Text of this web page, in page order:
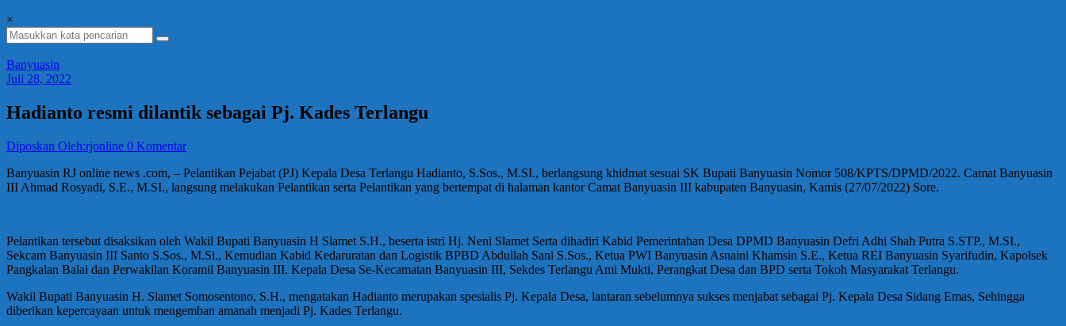
×
Banyuasin
Juli 28, 2022
Hadianto resmi dilantik sebagai Pj. Kades Terlangu
Diposkan Oleh:rjonline 0 Komentar
Banyuasin RJ online news .com, – Pelantikan Pejabat (PJ) Kepala Desa Terlangu Hadianto, S.Sos., M.SI., berlangsung khidmat sesuai SK Bupati Banyuasin Nomor 508/KPTS/DPMD/2022. Camat Banyuasin
III Ahmad Rosyadi, S.E., M.SI., langsung melakukan Pelantikan serta Pelantikan yang bertempat di halaman kantor Camat Banyuasin III kabupaten Banyuasin, Kamis (27/07/2022) Sore.
Pelantikan tersebut disaksikan oleh Wakil Bupati Banyuasin H Slamet S.H., beserta istri Hj. Neni Slamet Serta dihadiri Kabid Pemerintahan Desa DPMD Banyuasin Defri Adhi Shah Putra S.STP., M.SI.,
Sekcam Banyuasin III Santo S.Sos., M.Si., Kemudian Kabid Kedaruratan dan Logistik BPBD Abdullah Sani S.Sos., Ketua PWI Banyuasin Asnaini Khamsin S.E., Ketua REI Banyuasin Syarifudin, Kapolsek
Pangkalan Balai dan Perwakilan Koramil Banyuasin III. Kepala Desa Se-Kecamatan Banyuasin III, Sekdes Terlangu Ami Mukti, Perangkat Desa dan BPD serta Tokoh Masyarakat Terlangu.
Wakil Bupati Banyuasin H. Slamet Somosentono, S.H., mengatakan Hadianto merupakan spesialis Pj. Kepala Desa, lantaran sebelumnya sukses menjabat sebagai Pj. Kepala Desa Sidang Emas, Sehingga
diberikan kepercayaan untuk mengemban amanah menjadi Pj. Kades Terlangu.